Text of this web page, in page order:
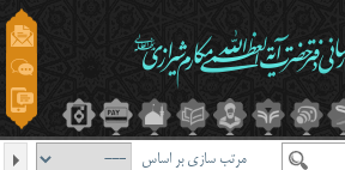
مرتب سازی بر اساس